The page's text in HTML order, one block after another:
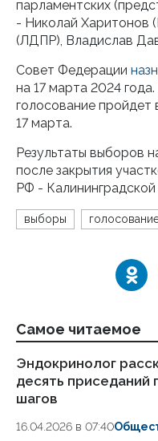
парламентских
- Николай Харитонов
(ЛДПР), Владислав
Совет Федерации
на 17 марта 2024
голосование пройдет
17 марта.
Результаты выборов
после закрытия
РФ - Калининградской
выборы
Самое читаемое
Эндокринолог
десять приседаний
шагов
16.04.2026 в 07:40